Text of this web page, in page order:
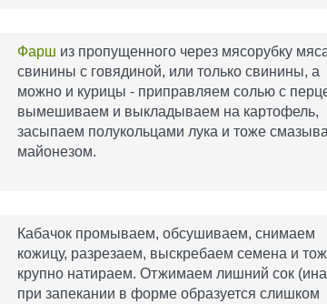
Фарш из пропущенного через мясорубку
свинины с говядиной, или только свинины, а
можно и курицы - приправляем солью с
вымешиваем и выкладываем на картофель,
засыпаем полукольцами лука и тоже
майонезом.
Кабачок промываем, обсушиваем, снимаем
кожицу, разрезаем, выскребаем семена и
крупно натираем. Отжимаем лишний сок
при запекании в форме образуется слишком